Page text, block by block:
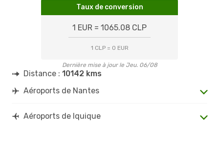
Taux de conversion
1 EUR = 1065.08 CLP
1 CLP = 0 EUR
Dernière mise à jour le Jeu. 06/08
Distance : 10142 kms
Aéroports de Nantes
Aéroports de Iquique